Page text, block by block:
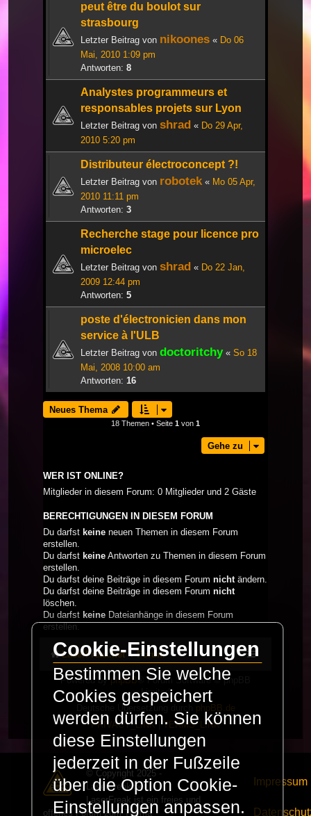
peut être du boulot sur
strasbourg
Letzter Beitrag von nikoones « Do 06
Mai, 2010 1:09 pm
Antworten: 8
Analystes programmeurs et
responsables projets sur Lyon
Letzter Beitrag von shrad « Do 29 Apr,
2010 5:20 pm
Distributeur électroconcept ?!
Letzter Beitrag von robotek« Mo 05 Apr,
2010 11:11 pm
Antworten: 3
Recherche stage pour licence pro
microelec
Letzter Beitrag von shrad « Do 22 Jan,
2009 12:44 pm
Antworten: 5
poste d'électronicien dans mon
service à l'ULB
Letzter Beitrag von doctoritchy« So 18
Mai, 2008 10:00 am
Antworten: 16
Neues Thema
18 Themen • Seite 1 von 1
Gehe zu
WER IST ONLINE?
Mitglieder in diesem Forum: 0 Mitglieder und 2 Gäste
BERECHTIGUNGEN IN DIESEM FORUM
Du darfst keine neuen Themen in diesem Forum
erstellen.
Du darfst keine Antworten zu Themen in diesem Forum
erstellen.
Du darfst deine Beiträge in diesem Forum nichtändern.
Du darfst deine Beiträge in diesem Forum nicht
löschen.
Du darfst keine Dateianhänge in diesem Forum
erstellen.
LaserFreak.net Forum
Powered byphpBB ® Forum Software © phpBB
Limited
Deutsche Übersetzung durch phpBB.de
PRIVACY_LINK|TERMS_LINK
© Copyright 2025 -
LaserFreak.net
LaserFreak ist ein freies und
offenes Forum zum Thema
Impressum
Cookie-Einstellungen
Bestimmen Sie welche
Cookies gespeichert
werden dürfen. Sie können
diese Einstellungen
jederzeit in der Fußzeile
über die Option Cookie-
Einstellungen anpassen.